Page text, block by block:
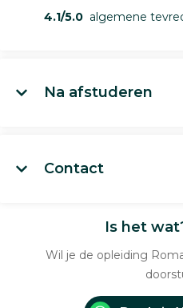
4.1/5.0 algemene
Na afstuderen
Contact
Is het
Wil je de opleiding